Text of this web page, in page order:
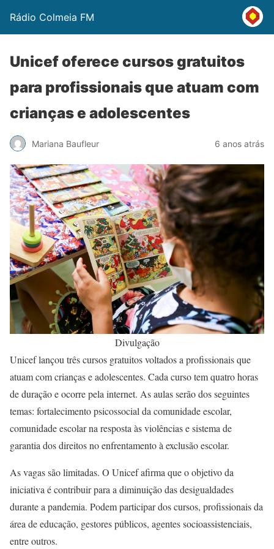
Rádio Colmeia FM
Unicef oferece cursos gratuitos
para profissionais que atuam com
crianças e adolescentes
Mariana Baufleur 6 anos atrás
Divulgação
Unicef lançou três cursos gratuitos voltados a profissionais que
atuam com crianças e adolescentes. Cada curso tem quatro horas
de duração e ocorre pela internet. As aulas serão dos seguintes
temas: fortalecimento psicossocial da comunidade escolar,
comunidade escolar na resposta às violências e sistema de
garantia dos direitos no enfrentamento à exclusão escolar.
As vagas são limitadas. O Unicef afirma que o objetivo da
iniciativa é contribuir para a diminuição das desigualdades
durante a pandemia. Podem participar dos cursos, profissionais da
área de educação, gestores públicos, agentes socioassistenciais,
entre outros.